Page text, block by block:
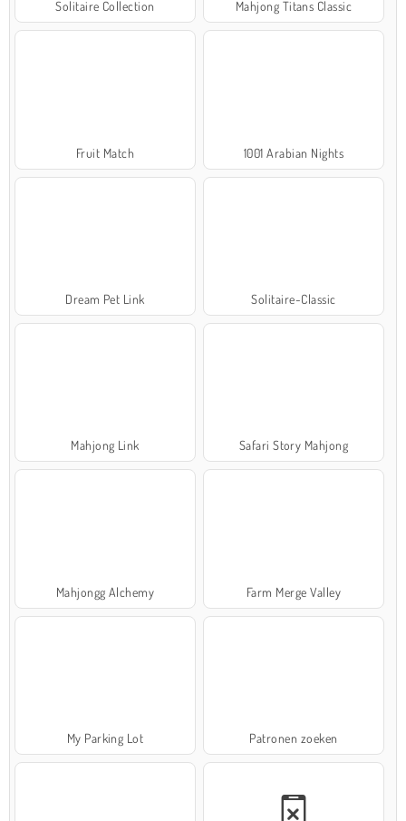
Solitaire Collection Mahjong Titans Classic
Fruit Match 1001 Arabian Nights
Dream Pet Link Solitaire-Classic
Mahjong Link Safari Story Mahjong
Mahjongg Alchemy Farm Merge Valley
My Parking Lot Patronen zoeken